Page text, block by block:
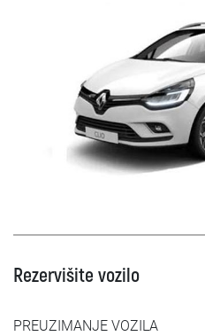
Rezervišite vozilo
PREUZIMANJE VOZILA